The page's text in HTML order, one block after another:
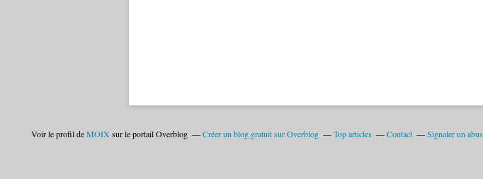
Voir le profil deMOIX sur le portail Overblog Créer un blog gratuit sur Overblog Top articles Contact Signaler un abus